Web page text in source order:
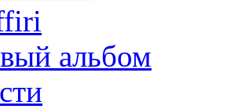
альбом